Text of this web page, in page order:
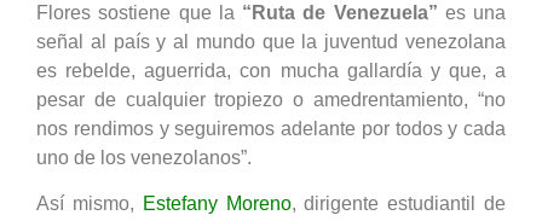
Flores sostiene que la “Ruta de Venezuela” es una
señal al país y al mundo que la juventud venezolana
es rebelde, aguerrida, con mucha gallardía y que, a
pesar de cualquier tropiezo o amedrentamiento, “no
nos rendimos y seguiremos adelante por todos y cada
uno de los venezolanos”.
Así mismo, Estefany Moreno, dirigente estudiantil de